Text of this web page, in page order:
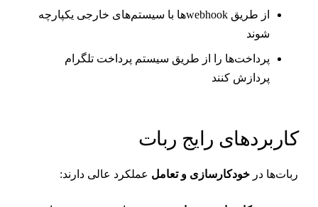
از طریق webhookها با سیستم‌های خارجی یکپارچه
شوند
پرداخت‌ها را از طریق سیستم پرداخت تلگرام
پردازش کنند
رایج ربات
درخودکارسازی و تعاملعملکرد عالی دارند: